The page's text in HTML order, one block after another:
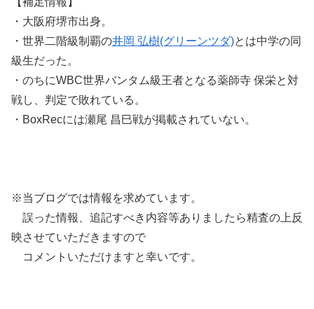
・大阪府堺市出身。
・世界二階級制覇の井岡 弘樹(グリーンツダ)とは中学の同
級生だった。
・のちにWBC世界バンタム級王者となる薬師寺 保栄と対
戦し、判定で敗れている。
・BoxRecには瀬尾 昌巳戦が掲載されていない。
※当ブログでは情報を求めています。
誤った情報、追記すべき内容等ありましたら精査の上反
映させていただきますので
コメントいただけますと幸いです。